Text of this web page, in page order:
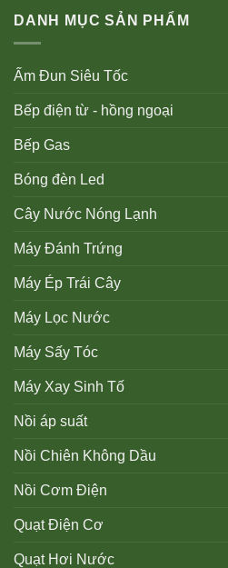
DANH MỤC SẢN PHẨM
Ấm Đun Siêu Tốc
Bếp điện từ - hồng ngoại
Bếp Gas
Bóng đèn Led
Cây Nước Nóng Lạnh
Máy Đánh Trứng
Máy Ép Trái Cây
Máy Lọc Nước
Máy Sấy Tóc
Máy Xay Sinh Tố
Nồi áp suất
Nồi Chiên Không Dầu
Nồi Cơm Điện
Quạt Điện Cơ
Quạt Hơi Nước